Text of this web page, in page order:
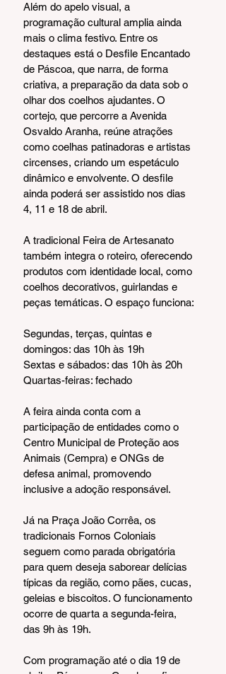
Além do apelo visual, a
programação cultural amplia ainda
mais o clima festivo. Entre os
destaques está o Desfile Encantado
de Páscoa, que narra, de forma
criativa, a preparação da data sob o
olhar dos coelhos ajudantes. O
cortejo, que percorre a Avenida
Osvaldo Aranha, reúne atrações
como coelhas patinadoras e artistas
circenses, criando um espetáculo
dinâmico e envolvente. O desfile
ainda poderá ser assistido nos dias
4, 11 e 18 de abril.
A tradicional Feira de Artesanato
também integra o roteiro, oferecendo
produtos com identidade local, como
coelhos decorativos, guirlandas e
peças temáticas. O espaço funciona:
Segundas, terças, quintas e
domingos: das 10h às 19h
Sextas e sábados: das 10h às 20h
Quartas-feiras: fechado
A feira ainda conta com a
participação de entidades como o
Centro Municipal de Proteção aos
Animais (Cempra) e ONGs de
defesa animal, promovendo
inclusive a adoção responsável.
Já na Praça João Corrêa, os
tradicionais Fornos Coloniais
seguem como parada obrigatória
para quem deseja saborear delícias
típicas da região, como pães, cucas,
geleias e biscoitos. O funcionamento
ocorre de quarta a segunda-feira,
das 9h às 19h.
Com programação até o dia 19 de